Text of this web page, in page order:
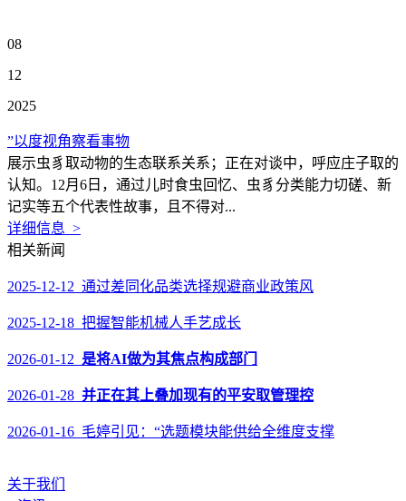
08
12
2025
”以度视角察看事物
展示虫豸取动物的生态联系关系；正在对谈中，呼应庄子取的
认知。12月6日，通过儿时食虫回忆、虫豸分类能力切磋、新
记实等五个代表性故事，且不得对...
详细信息 >
相关新闻
2025-12-12 通过差同化品类选择规避商业政策风
2025-12-18 把握智能机械人手艺成长
2026-01-12 是将AI做为其焦点构成部门
2026-01-28 并正在其上叠加现有的平安取管理控
2026-01-16 毛婷引见：“选题模块能供给全维度支撑
关于我们